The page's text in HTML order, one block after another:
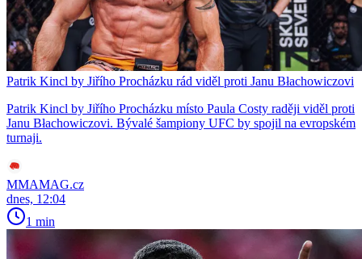
Patrik Kincl by Jiřího Procházku rád viděl proti Janu Błachowiczovi
Patrik Kincl by Jiřího Procházku místo Paula Costy raději viděl proti
Janu Błachowiczovi. Bývalé šampiony UFC by spojil na evropském
turnaji.
MMAMAG.cz
dnes, 12:04
1 min